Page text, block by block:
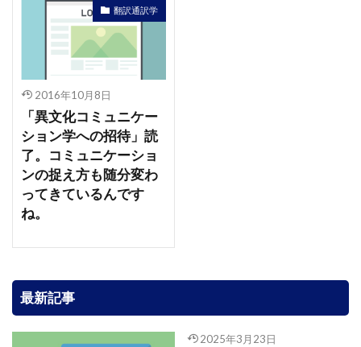
翻訳通訳学
2016年10月8日
「異文化コミュニケー
ション学への招待」読
了。コミュニケーショ
ンの捉え方も随分変わ
ってきているんです
ね。
最新記事
2025年3月23日